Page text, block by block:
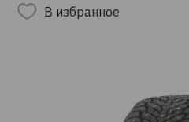
В избранное